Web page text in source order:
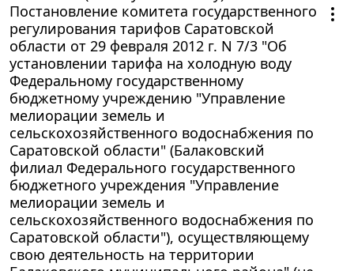
Постановление комитета государственного
регулирования тарифов Саратовской
области от 29 февраля 2012 г. N 7/3 "Об
установлении тарифа на холодную воду
Федеральному государственному
бюджетному учреждению "Управление
мелиорации земель и
сельскохозяйственного водоснабжения по
Саратовской области" (Балаковский
филиал Федерального государственного
бюджетного учреждения "Управление
мелиорации земель и
сельскохозяйственного водоснабжения по
Саратовской области"), осуществляющему
свою деятельность на территории